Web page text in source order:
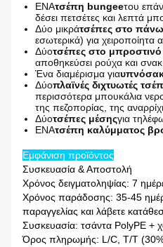
ΕΝΑτσέπη bungeeτου
δέσει πετσέτες και λεπτά
Δύο μικράτσέπες στο
εσωτερικά) για χειροποίητα
Δύοτσέπες στο
αποθηκεύσει ρούχα και
Ένα διαμέρισμα για
Δύοπλαϊνές διχτυωτές
περισσότερα μπουκάλια
της πεζοπορίας, της
Δύοτσέπες μέσηςγια
ΕΝΑτσέπη καλύμματος
Εμφάνιση προϊόντος
Συσκευασία & Αποστολή
Χρόνος δειγματοληψίας: 7
Χρόνος παράδοσης: 35-45
παραγγελίας και λάβετε
Συσκευασία: τσάντα PolyPE +
Όρος πληρωμής: L/C, T/T